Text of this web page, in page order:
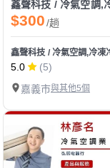
$300/趟
鑫聲科技 / 冷氣空調,冷凍
5.0
(5)
嘉義市與其他5個